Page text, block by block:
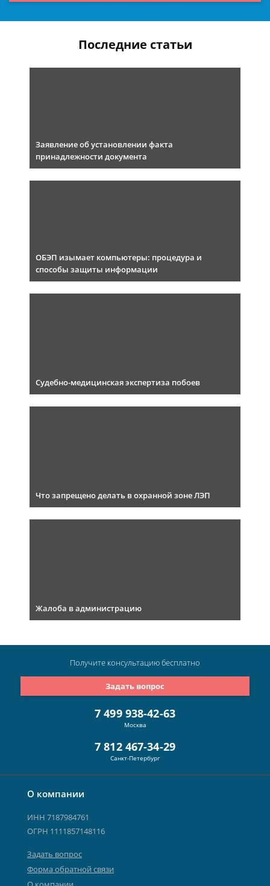
Последние статьи
Заявление об установлении факта
принадлежности документа
ОБЭП изымает компьютеры: процедура и
способы защиты информации
Судебно-медицинская экспертиза побоев
Что запрещено делать в охранной зоне ЛЭП
Жалоба в администрацию
О компании
ИНН 7187984761
ОГРН 1111857148116
Задать вопрос
Форма обратной связи
7 499 938-42-63
Москва
7 812 467-34-29
Санкт-Петербург
Задать вопрос
Получите консультациюбесплатно